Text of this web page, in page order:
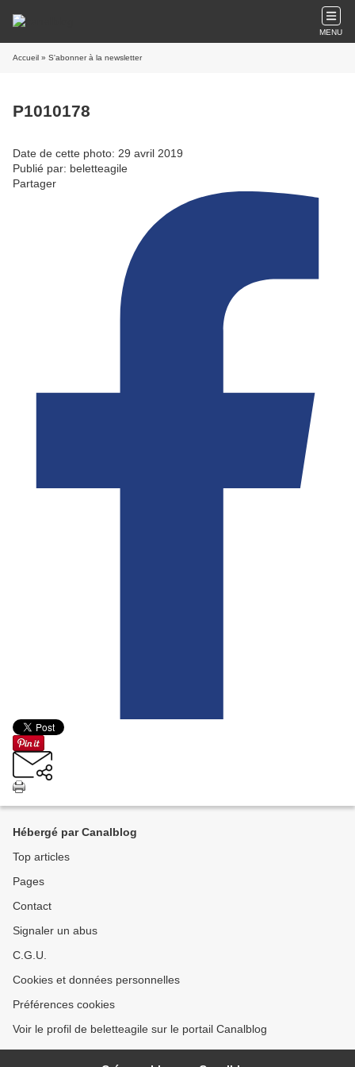
MENU
Accueil » S'abonner à la newsletter
P1010178
Date de cette photo: 29 avril 2019
Publié par: beletteagile
Partager
Hébergé par Canalblog
Top articles
Pages
Contact
Signaler un abus
C.G.U.
Cookies et données personnelles
Préférences cookies
Voir le profil de beletteagile sur le portail Canalblog